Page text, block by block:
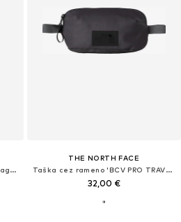
Cestovná taška 'Base Camp Voyager'
THE NORTH FACE
Taška cez rameno 'BCV PRO TRAVEL POUCH'
32,00 €